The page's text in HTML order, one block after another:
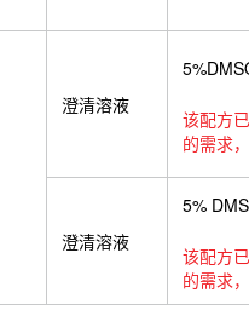
澄清溶液
该配方
的需求
澄清溶液
5%
该配方
的需求